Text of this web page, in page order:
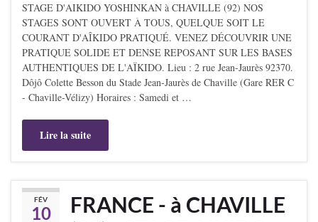
STAGE D'AIKIDO YOSHINKAN à CHAVILLE (92) NOS
STAGES SONT OUVERT À TOUS, QUELQUE SOIT LE
COURANT D'AÎKIDO PRATIQUÉ. VENEZ DÉCOUVRIR UNE
PRATIQUE SOLIDE ET DENSE REPOSANT SUR LES BASES
AUTHENTIQUES DE L'AÏKIDO. Lieu : 2 rue Jean-Jaurès 92370.
Dôjô Colette Besson du Stade Jean-Jaurès de Chaville (Gare RER C
- Chaville-Vélizy) Horaires : Samedi et …
Lire la suite
FÉV
10
FRANCE - à CHAVILLE